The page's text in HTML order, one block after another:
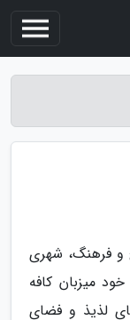
و فرهنگ، شهری
میزبان کافه
لذیذ و فضای